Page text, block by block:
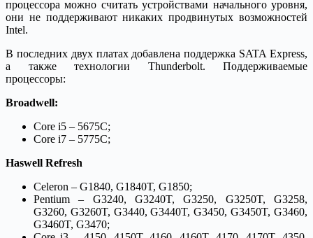
процессора можно считать устройствами начального уровня,
они не поддерживают никаких продвинутых возможностей
Intel.
В последних двух платах добавлена поддержка SATA Express,
а также технологии Thunderbolt. Поддерживаемые
процессоры:
Broadwell:
Core i5 – 5675C;
Core i7 – 5775C;
Haswell Refresh
Celeron – G1840, G1840T, G1850;
Pentium – G3240, G3240T, G3250, G3250T, G3258,
G3260, G3260T, G3440, G3440T, G3450, G3450T, G3460,
G3460T, G3470;